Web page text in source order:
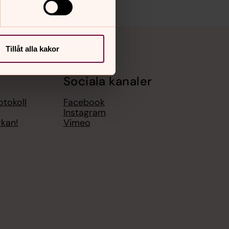
Tillåt alla kakor
Sociala kanaler
Facebook
Instagram
Vimeo